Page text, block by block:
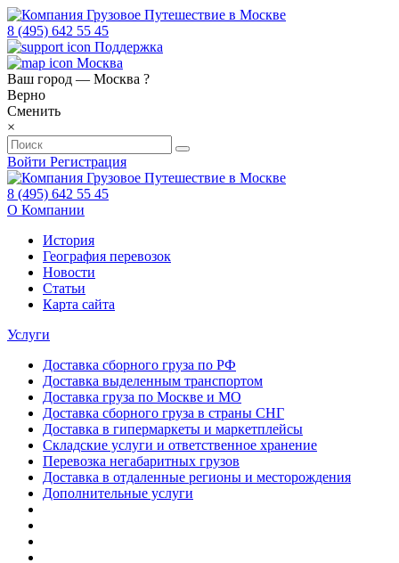
8 (495) 642 55 45
Поддержка
Москва
Ваш город — Москва ?
Верно
Сменить
×
Войти Регистрация
8 (495) 642 55 45
О Компании
История
География перевозок
Новости
Статьи
Карта сайта
Услуги
Доставка сборного груза по РФ
Доставка выделенным транспортом
Доставка груза по Москве и МО
Доставка сборного груза в страны СНГ
Доставка в гипермаркеты и маркетплейсы
Складские услуги и ответственное хранение
Перевозка негабаритных грузов
Доставка в отдаленные регионы и месторождения
Дополнительные услуги